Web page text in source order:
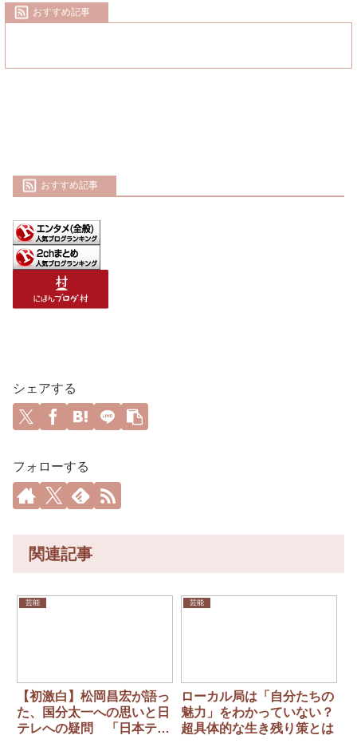
おすすめ記事
おすすめ記事
シェアする
フォローする
関連記事
芸能
【初激白】松岡昌宏が語っ
た、国分太一への思いと日
テレへの疑問 「日本テレ
芸能
ローカル局は「自分たちの
魅力」をわかっていない？
超具体的な生き残り策とは